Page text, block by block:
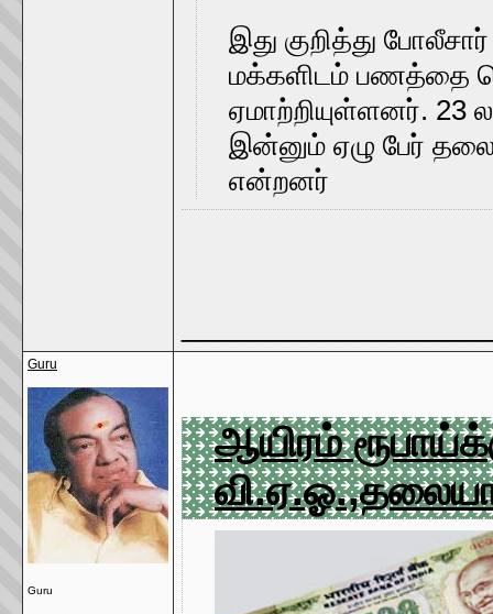
இது குறித்து
மக்களிடம் பணத்தை
ஏமாற்றியுள்ளனர். 23
இன்னும் ஏழு பேர்
என்றனர்
Guru
Guru
ஆயிரம்